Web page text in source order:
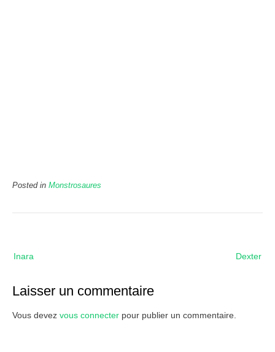
Posted in Monstrosaures
de
Dexter
Inara
Laisser un commentaire
Vous devez vous connecter pour publier un commentaire.